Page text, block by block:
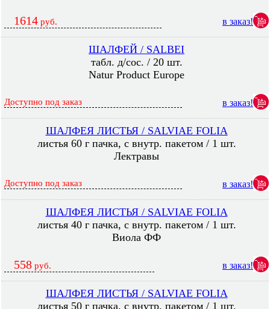
1614 руб. в заказ!
ШАЛФЕЙ / SALBEI
табл. д/сос. / 20 шт.
Natur Product Europe
Доступно под заказ в заказ!
ШАЛФЕЯ ЛИСТЬЯ / SALVIAE FOLIA
листья 60 г пачка, с внутр. пакетом / 1 шт.
Лектравы
Доступно под заказ в заказ!
ШАЛФЕЯ ЛИСТЬЯ / SALVIAE FOLIA
листья 40 г пачка, с внутр. пакетом / 1 шт.
Виола ФФ
558 руб. в заказ!
ШАЛФЕЯ ЛИСТЬЯ / SALVIAE FOLIA
листья 50 г пачка, с внутр. пакетом / 1 шт.